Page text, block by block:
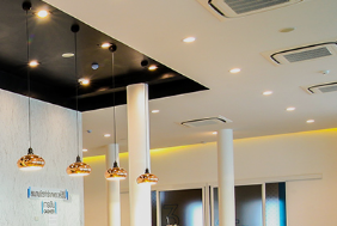
/ เสาร์ 9.00-17.00 / อาทิตย์ 09.00-
? โทรหาเราที่094-608-0022